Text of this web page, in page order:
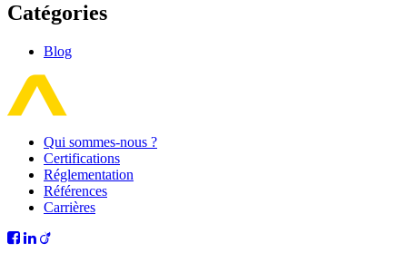
Catégories
Blog
Qui sommes-nous ?
Certifications
Réglementation
Références
Carrières